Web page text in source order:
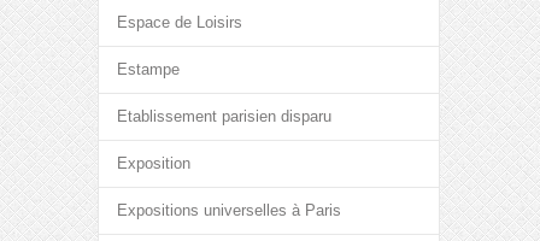
Espace de Loisirs
Estampe
Etablissement parisien disparu
Exposition
Expositions universelles à Paris